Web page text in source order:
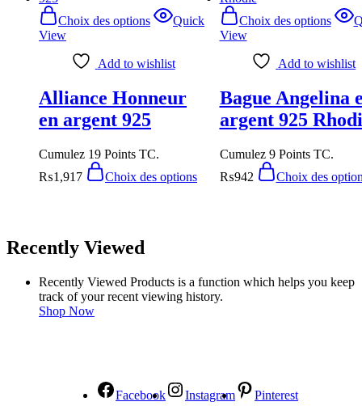
Choix des options
Quick
View
Add to wishlist
Alliance Honneur
en argent 925
Cumulez 19 Points TC.
₨1,917 Choix des options
Choix des options
View
Add to wishlist
Bague Angelina
argent 925
Cumulez 9 Points TC.
₨942 Choix des
Recently Viewed
Recently Viewed Products is a function which helps you keep
track of your recent viewing history.
Shop Now
Facebook Instagram Pinterest